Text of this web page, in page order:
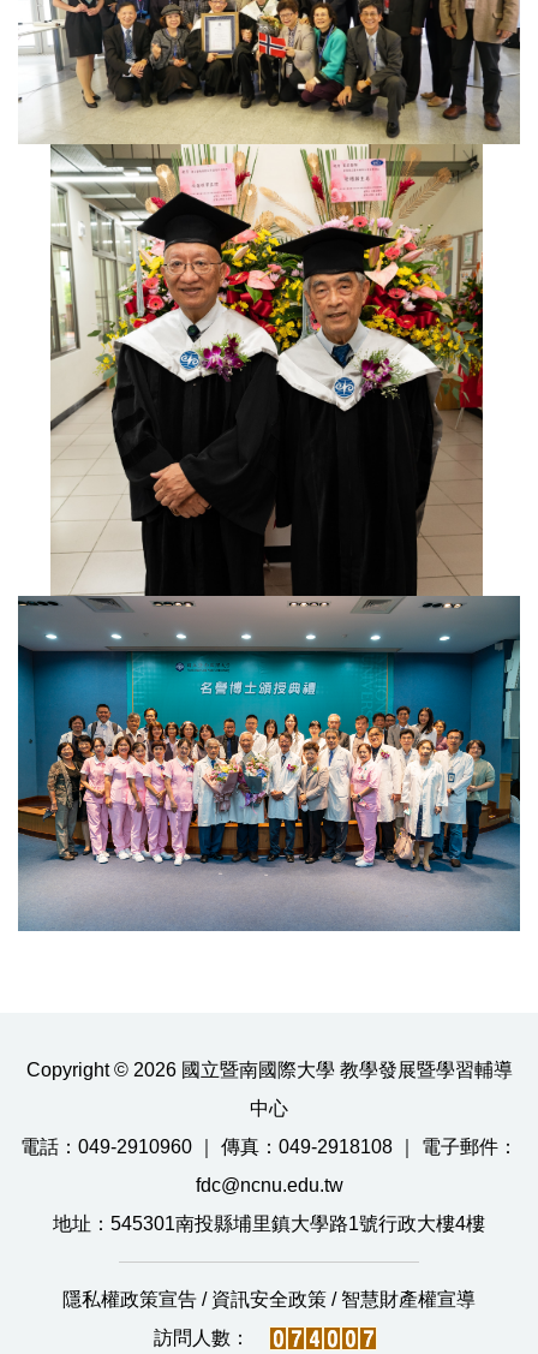
Copyright © 2026 國立暨南國際大學 教學發展暨學習輔導
中心
電話：049-2910960 ｜ 傳真：049-2918108 ｜ 電子郵件：
fdc@ncnu.edu.tw
地址：545301南投縣埔里鎮大學路1號行政大樓4樓
隱私權政策宣告 / 資訊安全政策 / 智慧財產權宣導